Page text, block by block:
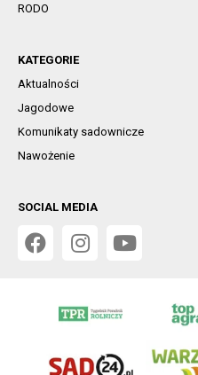
RODO
KATEGORIE
Aktualności
Jagodowe
Komunikaty sadownicze
Nawożenie
SOCIAL MEDIA